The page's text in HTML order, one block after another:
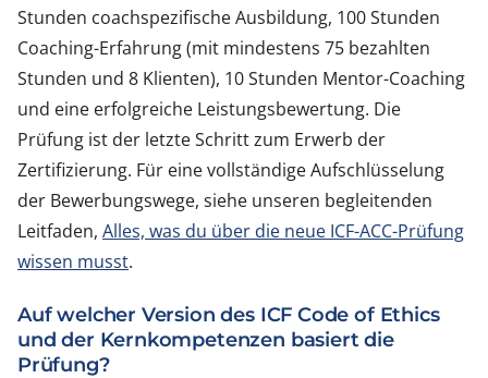
Stunden coachspezifische Ausbildung, 100 Stunden
Coaching-Erfahrung (mit mindestens 75 bezahlten
Stunden und 8 Klienten), 10 Stunden Mentor-Coaching
und eine erfolgreiche Leistungsbewertung. Die
Prüfung ist der letzte Schritt zum Erwerb der
Zertifizierung. Für eine vollständige Aufschlüsselung
der Bewerbungswege, siehe unseren begleitenden
Leitfaden, Alles, was du über die neue ICF-ACC-Prüfung
wissen musst.
Auf welcher Version des ICF Code of Ethics
und der Kernkompetenzen basiert die
Prüfung?